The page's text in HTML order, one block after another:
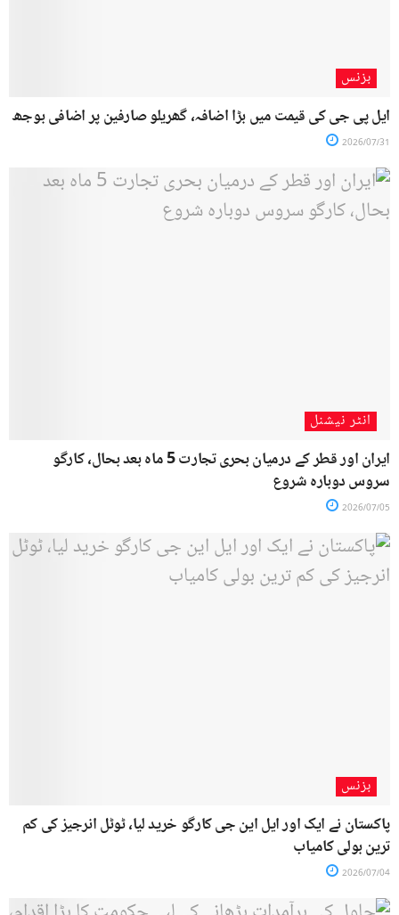
بزنس
ایل پی جی کی قیمت میں بڑا اضافہ، گھریلو صارفین پر اضافی بوجھ
2026/07/31
انٹر نیشنل
ایران اور قطر کے درمیان بحری تجارت 5 ماہ بعد بحال، کارگو
سروس دوبارہ شروع
2026/07/05
بزنس
پاکستان نے ایک اور ایل این جی کارگو خرید لیا، ٹوٹل انرجیز کی کم
ترین بولی کامیاب
2026/07/04